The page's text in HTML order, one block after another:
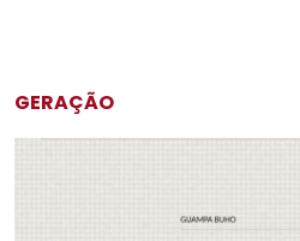
GERAÇÃO